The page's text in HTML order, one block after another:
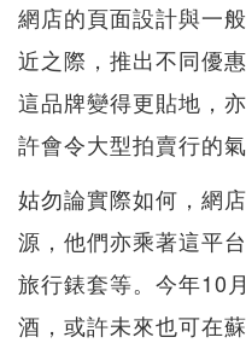
網店的頁面設計與一
近之際，推出不同優
這品牌變得更貼地，
許會令大型拍賣行的氣
姑勿論實際如何，網
源，他們亦乘著這平
旅行錶套等。今年10
酒，或許未來也可在